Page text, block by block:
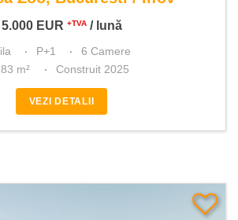
5.000 EUR +TVA/ lună
P+1
6 Camere
m²
Construit 2025
VEZI DETALII